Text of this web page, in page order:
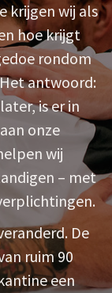
krijgen wij als
hoe krijgt
rondom
antwoord:
is er in
onze
wij
– met
De
ruim 90
een